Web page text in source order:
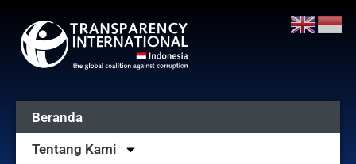
Beranda
Tentang Kami